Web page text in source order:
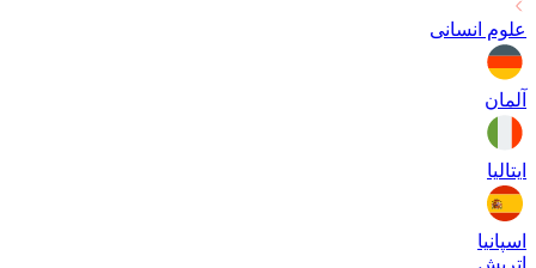
علوم انسانی
آلمان
ایتالیا
اسپانیا
اتریش